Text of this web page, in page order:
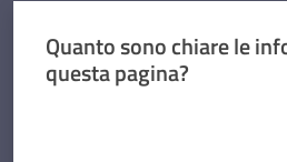
Quanto sono chiare le
questa pagina?